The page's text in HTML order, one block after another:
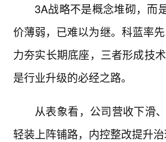
3A战略不是概念堆砌，而
价薄弱，已难以为继。科蓝率
力夯实长期底座，三者形成技
是行业升级的必经之路。
从表象看，公司营收下滑
轻装上阵铺路，内控整改提升